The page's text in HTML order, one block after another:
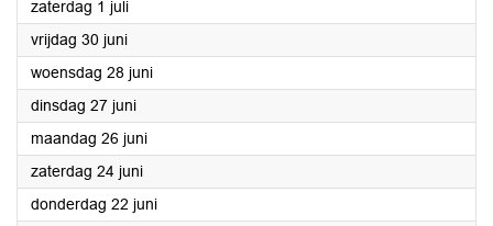
zaterdag 1 juli2023
vrijdag 30 juni2023
woensdag 28 juni2023
dinsdag 27 juni2023
maandag 26 juni2023
zaterdag 24 juni2023
donderdag 22 juni2023